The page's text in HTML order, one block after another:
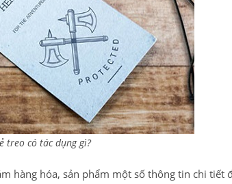
treo có tác dụng gì?
hàng hóa, sản phẩm một số thông tin chi tiết